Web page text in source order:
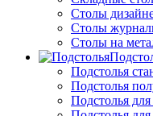
Столы
Столы
Столы на
Подстолья
Подстолья
Подстолья